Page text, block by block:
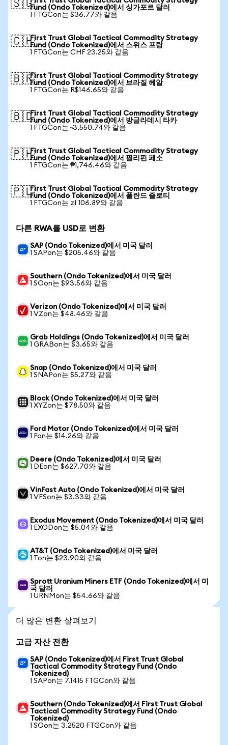
🇸🇬Fund (Ondo Tokenized)에서 싱가포르 달러
1 FTGCon는 $36.77와 같음
🇨🇭First Trust Global Tactical Commodity Strategy
Fund (Ondo Tokenized)에서 스위스 프랑
1 FTGCon는 CHF 23.25와 같음
🇧🇷First Trust Global Tactical Commodity Strategy
Fund (Ondo Tokenized)에서 브라질 헤알
1 FTGCon는 R$146.65와 같음
🇧🇩First Trust Global Tactical Commodity Strategy
Fund (Ondo Tokenized)에서 방글라데시 타카
1 FTGCon는 ৳3,550.74와 같음
🇵🇭First Trust Global Tactical Commodity Strategy
Fund (Ondo Tokenized)에서 필리핀 페소
1 FTGCon는 ₱1,746.46와 같음
🇵🇱First Trust Global Tactical Commodity Strategy
Fund (Ondo Tokenized)에서 폴란드 즐로티
1 FTGCon는 zł 106.89와 같음
다른 RWA를 USD로 변환
SAP (Ondo Tokenized)에서 미국 달러
1 SAPon는 $205.46와 같음
Southern (Ondo Tokenized)에서 미국 달러
1 SOon는 $93.56와 같음
Verizon (Ondo Tokenized)에서 미국 달러
1 VZon는 $48.46와 같음
Grab Holdings (Ondo Tokenized)에서 미국 달러
1 GRABon는 $3.65와 같음
Snap (Ondo Tokenized)에서 미국 달러
1 SNAPon는 $5.27와 같음
Block (Ondo Tokenized)에서 미국 달러
1 XYZon는 $78.50와 같음
Ford Motor (Ondo Tokenized)에서 미국 달러
1 Fon는 $14.26와 같음
Deere (Ondo Tokenized)에서 미국 달러
1 DEon는 $627.70와 같음
VinFast Auto (Ondo Tokenized)에서 미국 달러
1 VFSon는 $3.33와 같음
Exodus Movement (Ondo Tokenized)에서 미국 달러
1 EXODon는 $5.04와 같음
AT&T (Ondo Tokenized)에서 미국 달러
1 Ton는 $23.90와 같음
Sprott Uranium Miners ETF (Ondo Tokenized)에서 미
국 달러
1 URNMon는 $54.66와 같음
더 많은 변환 살펴보기
고급 자산 전환
SAP (Ondo Tokenized)에서 First Trust Global
Tactical Commodity Strategy Fund (Ondo
Tokenized)
1 SAPon는 7.1415 FTGCon와 같음
Southern (Ondo Tokenized)에서 First Trust Global
Tactical Commodity Strategy Fund (Ondo
Tokenized)
1 SOon는 3.2520 FTGCon와 같음